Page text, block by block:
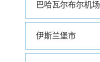
巴哈瓦尔布尔机场
伊斯兰堡市